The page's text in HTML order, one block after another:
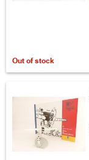
Out of stock